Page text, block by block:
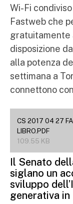
Wi-Fi
Fastweb che
gratuitamente
disposizione
alla potenza
settimana a
connettono
CS 2017 04 27
LIBRO.PDF
109.55 KB
Il Senato
siglano un
sviluppo
generativa